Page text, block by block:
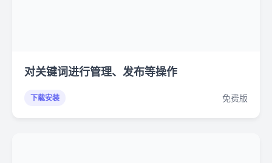
对关键词进行管理、发布等操作
下载安装 免费版